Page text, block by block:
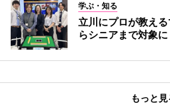
学ぶ・知る
立川にプロが教え
らシニアまで対象に
もっと見